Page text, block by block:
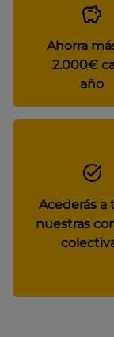
Ahorra
2.000€
año
Acederás a
nuestras